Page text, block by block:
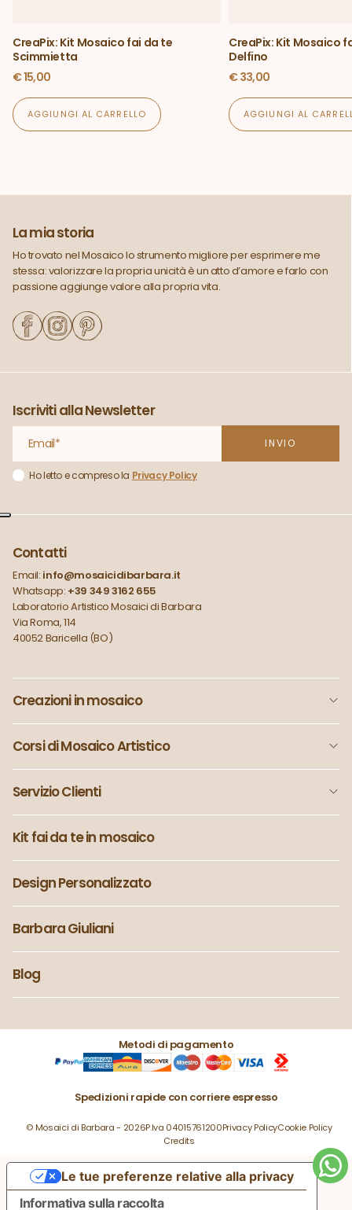
CreaPix: Kit Mosaico fai da te
Scimmietta
€15,00
AGGIUNGI AL CARRELLO
CreaPix: Kit Mosaico
Delfino
€33,00
AGGIUNGI AL
La mia storia
Ho trovato nel Mosaico lo strumento migliore per esprimere me
stessa: valorizzare la propria unicità è un atto d’amore e farlo con
passione aggiunge valore alla propria vita.
Iscriviti alla Newsletter
Ho letto e compreso la Privacy Policy
Contatti
Email: info@mosaicidibarbara.it
Whatsapp: +39 349 3162 655
Laboratorio Artistico Mosaici di Barbara
Via Roma, 114
40052 Baricella (BO)
Creazioni in mosaico
Corsi di Mosaico Artistico
Servizio Clienti
Kit fai da te in mosaico
Design Personalizzato
Barbara Giuliani
Blog
© Mosaici di Barbara - 2026P.Iva 04015761200Privacy PolicyCookie Policy
Credits
Metodi di pagamento
Spedizioni rapide con corriere espresso
Informativa sulla raccolta
Le tue preferenze relative alla privacy